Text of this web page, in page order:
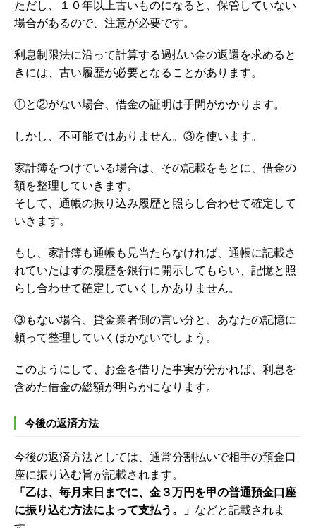
ただし、１０年以上古いものになると、保管していない
場合があるので、注意が必要です。
利息制限法に沿って計算する過払い金の返還を求めると
きには、古い履歴が必要となることがあります。
①と②がない場合、借金の証明は手間がかかります。
しかし、不可能ではありません。③を使います。
家計簿をつけている場合は、その記載をもとに、借金の
額を整理していきます。
そして、通帳の振り込み履歴と照らし合わせて確定して
いきます。
もし、家計簿も通帳も見当たらなければ、通帳に記載さ
れていたはずの履歴を銀行に開示してもらい、記憶と照
らし合わせて確定していくしかありません。
③もない場合、貸金業者側の言い分と、あなたの記憶に
頼って整理していくほかないでしょう。
このようにして、お金を借りた事実が分かれば、利息を
含めた借金の総額が明らかになります。
今後の返済方法
今後の返済方法としては、通常分割払いで相手の預金口
座に振り込む旨が記載されます。
「乙は、毎月末日までに、金３万円を甲の普通預金口座
に振り込む方法によって支払う。」 などと記載されま